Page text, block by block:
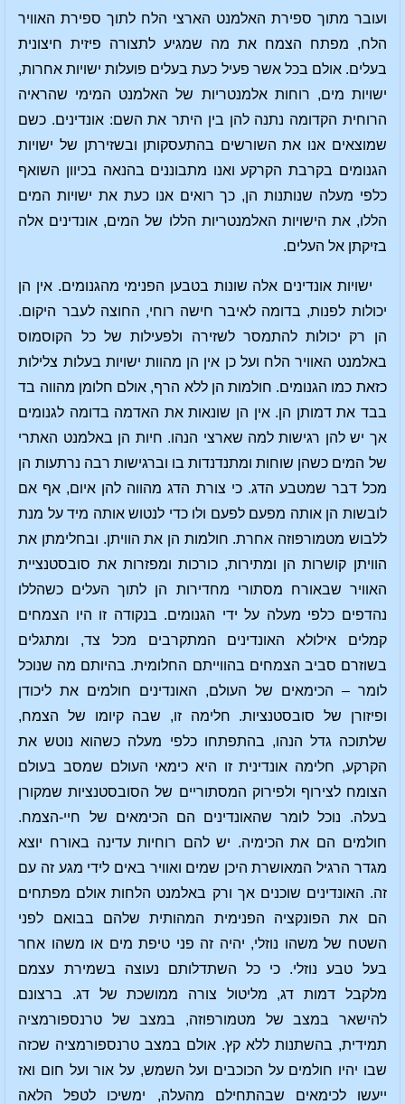
ועובר מתוך ספירת האלמנט הארצי הלח לתוך ספירת האוויר
הלח, מפתח הצמח את מה שמגיע לתצורה פיזית חיצונית
בעלים. אולם בכל אשר פעיל כעת בעלים פועלות ישויות אחרות,
ישויות מים, רוחות אלמנטריות של האלמנט המימי שהראיה
הרוחית הקדומה נתנה להן בין היתר את השם: אונדינים. כשם
שמוצאים אנו את השורשים בהתעסקותן ובשזירתן של ישויות
הגנומים בקרבת הקרקע ואנו מתבוננים בהנאה בכיוון השואף
כלפי מעלה שנותנות הן, כך רואים אנו כעת את ישויות המים
הללו, את הישויות האלמנטריות הללו של המים, אונדינים אלה
בזיקתן אל העלים.
ישויות אונדינים אלה שונות בטבען הפנימי מהגנומים. אין הן
יכולות לפנות, בדומה לאיבר חישה רוחי, החוצה לעבר היקום.
הן רק יכולות להתמסר לשזירה ולפעילות של כל הקוסמוס
באלמנט האוויר הלח ועל כן אין הן מהוות ישויות בעלות צלילות
כזאת כמו הגנומים. חולמות הן ללא הרף, אולם חלומן מהווה בד
בבד את דמותן הן. אין הן שונאות את האדמה בדומה לגנומים
אך יש להן רגישות למה שארצי הנהו. חיות הן באלמנט האתרי
של המים כשהן שוחות ומתנדנדות בו וברגישות רבה נרתעות הן
מכל דבר שמטבע הדג. כי צורת הדג מהווה להן איום, אף אם
לובשות הן אותה מפעם לפעם ולו כדי לנטוש אותה מיד על מנת
ללבוש מטמורפוזה אחרת. חולמות הן את הוויתן. ובחלימתן את
הוויתן קושרות הן ומתירות, כורכות ומפזרות את סובסטנציית
האוויר שבאורח מסתורי מחדירות הן לתוך העלים כשהללו
נהדפים כלפי מעלה על ידי הגנומים. בנקודה זו היו הצמחים
קמלים אילולא האונדינים המתקרבים מכל צד, ומתגלים
בשוזרם סביב הצמחים בהווייתם החלומית. בהיותם מה שנוכל
לומר – הכימאים של העולם, האונדינים חולמים את ליכודן
ופיזורן של סובסטנציות. חלימה זו, שבה קיומו של הצמח,
שלתוכה גדל הנהו, בהתפתחו כלפי מעלה כשהוא נוטש את
הקרקע, חלימה אונדינית זו היא כימאי העולם שמסב בעולם
הצומח לצירוף ולפירוק המסתוריים של הסובסטנציות שמקורן
בעלה. נוכל לומר שהאונדינים הם הכימאים של חיי-הצמח.
חולמים הם את הכימיה. יש להם רוחיות עדינה באורח יוצא
מגדר הרגיל המאושרת היכן שמים ואוויר באים לידי מגע זה עם
זה. האונדינים שוכנים אך ורק באלמנט הלחות אולם מפתחים
הם את הפונקציה הפנימית המהותית שלהם בבואם לפני
השטח של משהו נוזלי, יהיה זה פני טיפת מים או משהו אחר
בעל טבע נוזלי. כי כל השתדלותם נעוצה בשמירת עצמם
מלקבל דמות דג, מליטול צורה ממושכת של דג. ברצונם
להישאר במצב של מטמורפוזה, במצב של טרנספורמציה
תמידית, בהשתנות ללא קץ. אולם במצב טרנספורמציה שכזה
שבו יהיו חולמים על הכוכבים ועל השמש, על אור ועל חום ואז
ייעשו לכימאים שבהתחילם מהעלה, ימשיכו לטפל הלאה